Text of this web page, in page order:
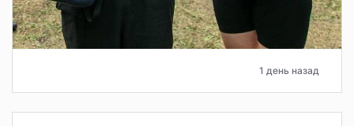
1 день назад